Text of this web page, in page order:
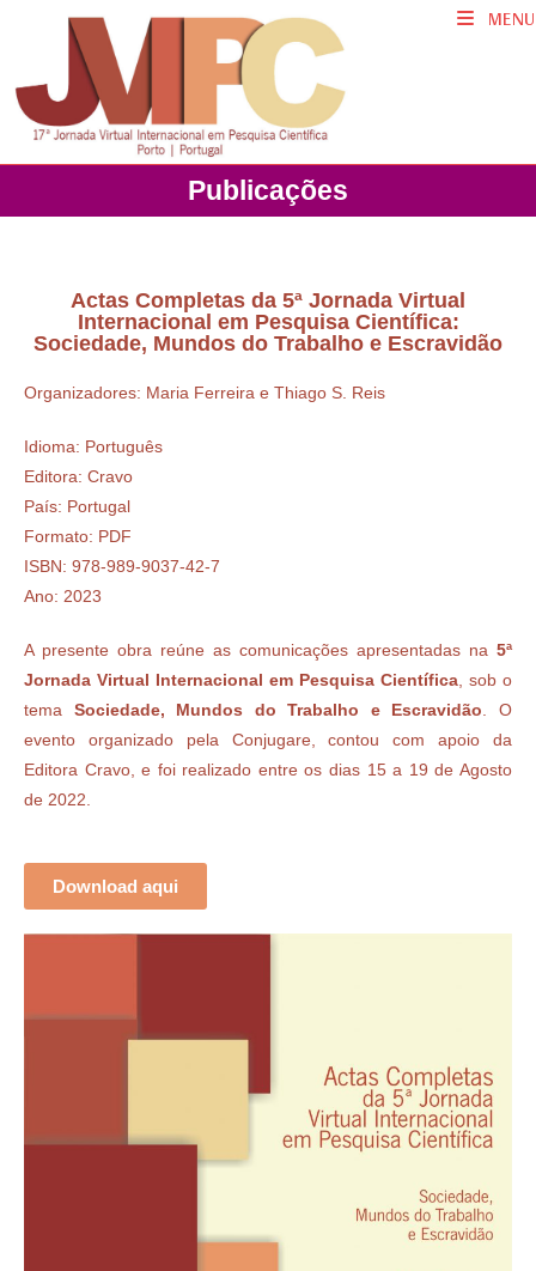
MENU
Publicações
Actas Completas da 5ª Jornada Virtual
Internacional em Pesquisa Científica:
Sociedade, Mundos do Trabalho e Escravidão
Organizadores: Maria Ferreira e Thiago S. Reis
Idioma: Português
Editora: Cravo
País: Portugal
Formato: PDF
ISBN: 978-989-9037-42-7
Ano: 2023
A presente obra reúne as comunicações apresentadas na 5ª
Jornada Virtual Internacional em Pesquisa Científica , sob o
tema Sociedade, Mundos do Trabalho e Escravidão . O
evento organizado pela Conjugare, contou com apoio da
Editora Cravo, e foi realizado entre os dias 15 a 19 de Agosto
de 2022.
Download aqui